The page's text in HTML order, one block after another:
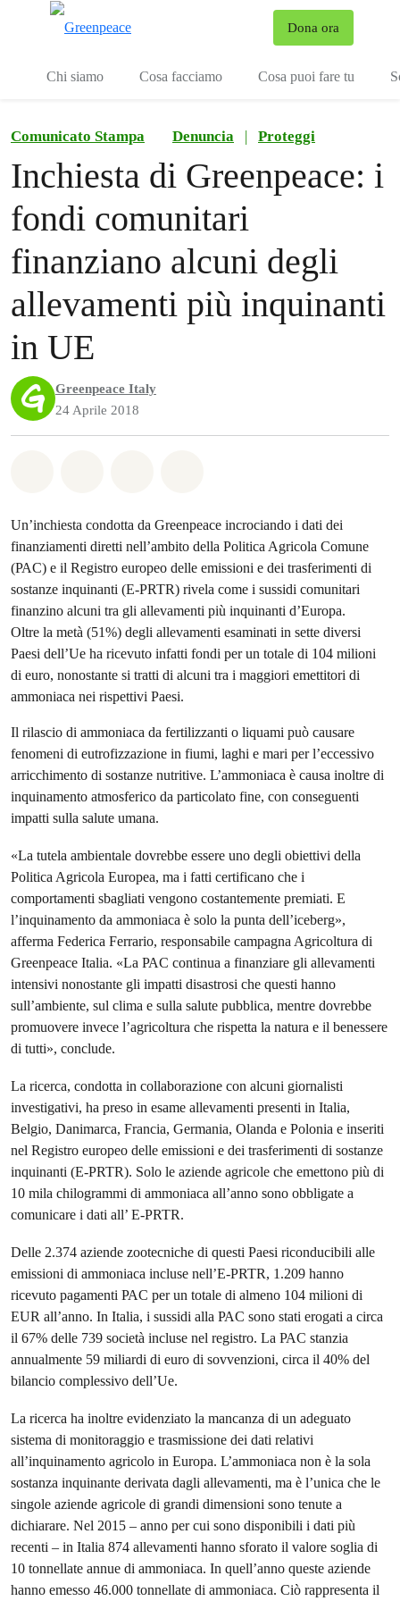
Dona ora
Chi siamo Cosa facciamo Cosa puoi fare tu
Comunicato Stampa Denuncia | Proteggi
Inchiesta di Greenpeace: i
fondi comunitari
finanziano alcuni degli
allevamenti più inquinanti
in UE
Greenpeace Italy
24 Aprile 2018
Un’inchiesta condotta da Greenpeace incrociando i dati dei
finanziamenti diretti nell’ambito della Politica Agricola Comune
(PAC) e il Registro europeo delle emissioni e dei trasferimenti di
sostanze inquinanti (E-PRTR) rivela come i sussidi comunitari
finanzino alcuni tra gli allevamenti più inquinanti d’Europa.
Oltre la metà (51%) degli allevamenti esaminati in sette diversi
Paesi dell’Ue ha ricevuto infatti fondi per un totale di 104 milioni
di euro, nonostante si tratti di alcuni tra i maggiori emettitori di
ammoniaca nei rispettivi Paesi.
Il rilascio di ammoniaca da fertilizzanti o liquami può causare
fenomeni di eutrofizzazione in fiumi, laghi e mari per l’eccessivo
arricchimento di sostanze nutritive. L’ammoniaca è causa inoltre di
inquinamento atmosferico da particolato fine, con conseguenti
impatti sulla salute umana.
«La tutela ambientale dovrebbe essere uno degli obiettivi della
Politica Agricola Europea, ma i fatti certificano che i
comportamenti sbagliati vengono costantemente premiati. E
l’inquinamento da ammoniaca è solo la punta dell’iceberg»,
afferma Federica Ferrario, responsabile campagna Agricoltura di
Greenpeace Italia. «La PAC continua a finanziare gli allevamenti
intensivi nonostante gli impatti disastrosi che questi hanno
sull’ambiente, sul clima e sulla salute pubblica, mentre dovrebbe
promuovere invece l’agricoltura che rispetta la natura e il benessere
di tutti», conclude.
La ricerca, condotta in collaborazione con alcuni giornalisti
investigativi, ha preso in esame allevamenti presenti in Italia,
Belgio, Danimarca, Francia, Germania, Olanda e Polonia e inseriti
nel Registro europeo delle emissioni e dei trasferimenti di sostanze
inquinanti (E-PRTR). Solo le aziende agricole che emettono più di
10 mila chilogrammi di ammoniaca all’anno sono obbligate a
comunicare i dati all’ E-PRTR.
Delle 2.374 aziende zootecniche di questi Paesi riconducibili alle
emissioni di ammoniaca incluse nell’E-PRTR, 1.209 hanno
ricevuto pagamenti PAC per un totale di almeno 104 milioni di
EUR all’anno. In Italia, i sussidi alla PAC sono stati erogati a circa
il 67% delle 739 società incluse nel registro. La PAC stanzia
annualmente 59 miliardi di euro di sovvenzioni, circa il 40% del
bilancio complessivo dell’Ue.
La ricerca ha inoltre evidenziato la mancanza di un adeguato
sistema di monitoraggio e trasmissione dei dati relativi
all’inquinamento agricolo in Europa. L’ammoniaca non è la sola
sostanza inquinante derivata dagli allevamenti, ma è l’unica che le
singole aziende agricole di grandi dimensioni sono tenute a
dichiarare. Nel 2015 – anno per cui sono disponibili i dati più
recenti – in Italia 874 allevamenti hanno sforato il valore soglia di
10 tonnellate annue di ammoniaca. In quell’anno queste aziende
hanno emesso 46.000 tonnellate di ammoniaca. Ciò rappresenta il